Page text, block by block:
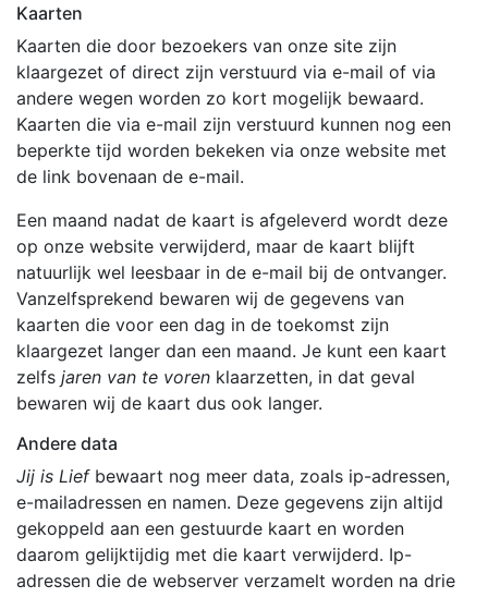
Kaarten
Kaarten die door bezoekers van onze site zijn
klaargezet of direct zijn verstuurd via e-mail of via
andere wegen worden zo kort mogelijk bewaard.
Kaarten die via e-mail zijn verstuurd kunnen nog een
beperkte tijd worden bekeken via onze website met
de link bovenaan de e-mail.
Een maand nadat de kaart is afgeleverd wordt deze
op onze website verwijderd, maar de kaart blijft
natuurlijk wel leesbaar in de e-mail bij de ontvanger.
Vanzelfsprekend bewaren wij de gegevens van
kaarten die voor een dag in de toekomst zijn
klaargezet langer dan een maand. Je kunt een kaart
zelfs jaren van te voren klaarzetten, in dat geval
bewaren wij de kaart dus ook langer.
Andere data
Jij is Liefbewaart nog meer data, zoals ip-adressen,
e-mailadressen en namen. Deze gegevens zijn altijd
gekoppeld aan een gestuurde kaart en worden
daarom gelijktijdig met die kaart verwijderd. Ip-
adressen die de webserver verzamelt worden na drie